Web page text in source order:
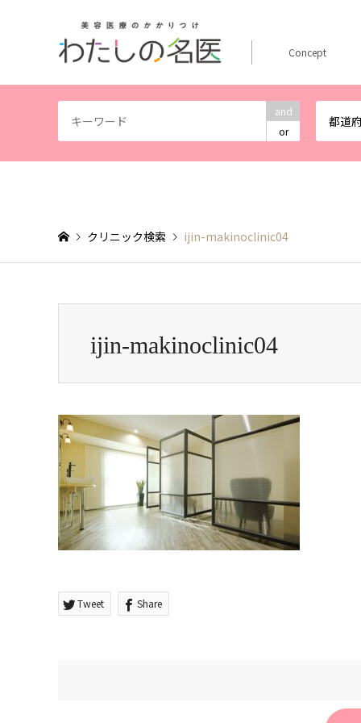
and
or
都道
Concept
クリニック検索 ijin-makinoclinic04
ijin-makinoclinic04
Tweet Share